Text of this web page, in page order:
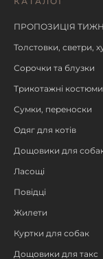
ПРОПОЗИЦІЯ
Толстовки, светри,
Сорочки та блузки
Трикотажні костюми
Сумки, переноски
Одяг для котів
Дощовики для
Ласощі
Повідці
Жилети
Куртки для собак
Дощовики для такс